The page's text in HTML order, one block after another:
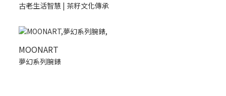
古老生活智慧 | 茶籽文化傳承
MOONART
夢幻系列腕錶